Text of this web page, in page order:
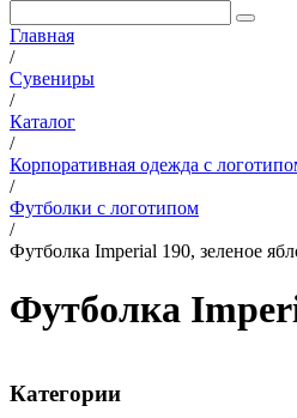
Главная
/
Сувениры
/
Каталог
/
Корпоративная одежда с
/
Футболки с логотипом
/
Футболка Imperial 190, зеленое
Футболка
Категории